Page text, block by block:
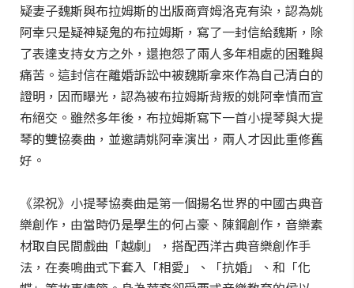
疑妻子魏斯與布拉姆斯的出版商齊姆洛克有染，認為姚
阿幸只是疑神疑鬼的布拉姆斯，寫了一封信給魏斯，除
了表達支持女方之外，還抱怨了兩人多年相處的困難與
痛苦。這封信在離婚訴訟中被魏斯拿來作為自己清白的
證明，因而曝光，認為被布拉姆斯背叛的姚阿幸憤而宣
布絕交。雖然多年後，布拉姆斯寫下一首小提琴與大提
琴的雙協奏曲，並邀請姚阿幸演出，兩人才因此重修舊
好。
《梁祝》小提琴協奏曲是第一個揚名世界的中國古典音
樂創作，由當時仍是學生的何占豪、陳鋼創作，音樂素
材取自民間戲曲「越劇」，搭配西洋古典音樂創作手
法，在奏鳴曲式下套入「相愛」、「抗婚」、和「化